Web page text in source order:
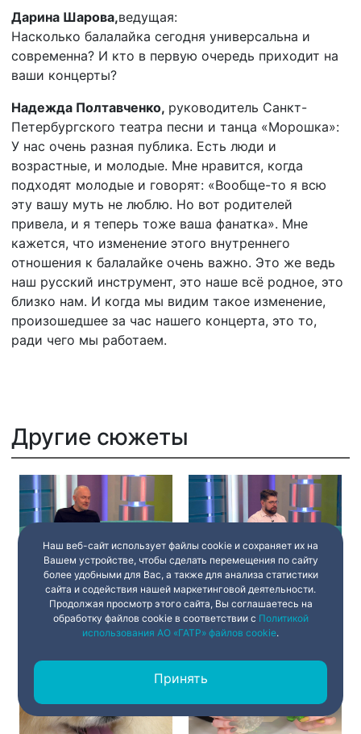
Дарина Шарова,ведущая:
Насколько балалайка сегодня универсальна и
современна? И кто в первую очередь приходит на
ваши концерты?
Надежда Полтавченко, руководитель Санкт-
Петербургского театра песни и танца «Морошка»:
У нас очень разная публика. Есть люди и
возрастные, и молодые. Мне нравится, когда
подходят молодые и говорят: «Вообще-то я всю
эту вашу муть не люблю. Но вот родителей
привела, и я теперь тоже ваша фанатка». Мне
кажется, что изменение этого внутреннего
отношения к балалайке очень важно. Это же ведь
наш русский инструмент, это наше всё родное, это
близко нам. И когда мы видим такое изменение,
произошедшее за час нашего концерта, это то,
ради чего мы работаем.
Другие сюжеты
«Ноябрь». Музыкальный
спектакль группы
«Мегаполис» в
Александринском театре
19 марта 202104:45
В чём опасность аритмии?
19 марта 202104:45
Наш веб-сайт использует файлы cookie и сохраняет их на
Вашем устройстве, чтобы сделать перемещения по сайту
более удобными для Вас, а также для анализа статистики
сайта и содействия нашей маркетинговой деятельности.
Продолжая просмотр этого сайта, Вы соглашаетесь на
обработку файлов cookie в соответствии с Политикой
использования АО «ГАТР» файлов cookie.
Принять